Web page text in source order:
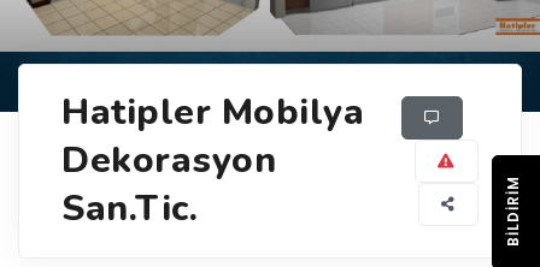
YARDIM
Hatipler Mobilya
Dekorasyon
San.Tic.
BILDIRIM